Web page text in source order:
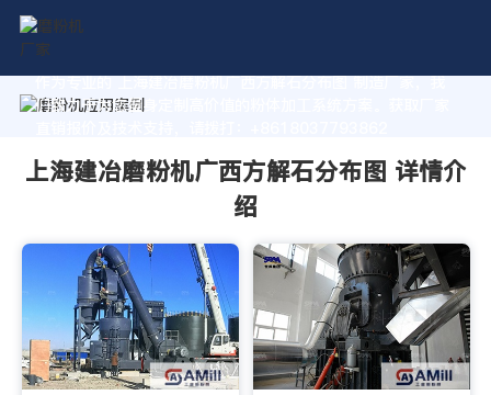
作为专业的 上海建冶磨粉机广西方解石分布图 制造厂家，我
们致力于为您量身定制高价值的粉体加工系统方案。获取厂家
上海建冶磨粉机广西方解石分布图 详情介
绍